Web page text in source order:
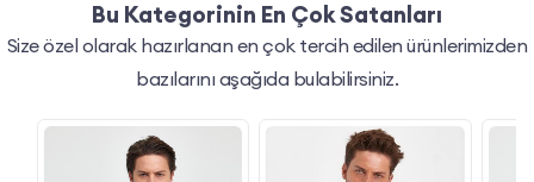
Bu Kategorinin En Çok Satanları
Size özel olarak hazırlanan en çok tercih edilen ürünlerimizden
bazılarını aşağıda bulabilirsiniz.